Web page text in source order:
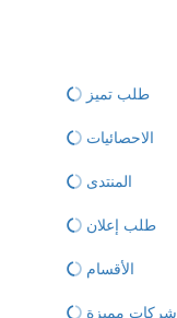
طلب تميز
الاحصائيات
المنتدى
طلب إعلان
الأقسام
شركات مميزة